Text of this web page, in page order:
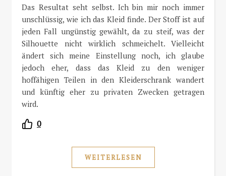
Das Resultat seht selbst. Ich bin mir noch immer
unschlüssig, wie ich das Kleid finde. Der Stoff ist auf
jeden Fall ungünstig gewählt, da zu steif, was der
Silhouette nicht wirklich schmeichelt. Vielleicht
ändert sich meine Einstellung noch, ich glaube
jedoch eher, dass das Kleid zu den weniger
hoffähigen Teilen in den Kleiderschrank wandert
und künftig eher zu privaten Zwecken getragen
wird.
0
WEITERLESEN